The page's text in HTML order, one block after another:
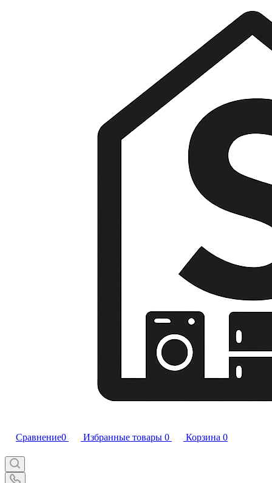
Сравнение0 Избранные товары 0 Корзина 0